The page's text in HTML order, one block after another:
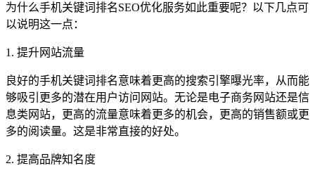
为什么手机关键词排名SEO优化服务如此重要呢？以下几点可
以说明这一点：
1. 提升网站流量
良好的手机关键词排名意味着更高的搜索引擎曝光率，从而能
够吸引更多的潜在用户访问网站。无论是电子商务网站还是信
息类网站，更高的流量意味着更多的机会，更高的销售额或更
多的阅读量。这是非常直接的好处。
2. 提高品牌知名度